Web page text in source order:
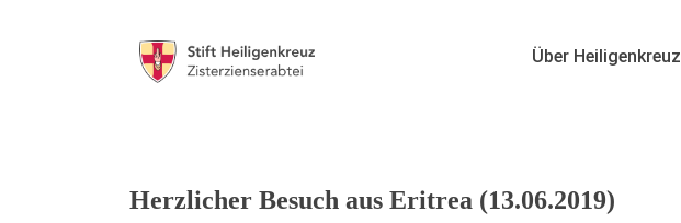
Über Heiligenkreuz
Herzlicher Besuch aus Eritrea (13.06.2019)